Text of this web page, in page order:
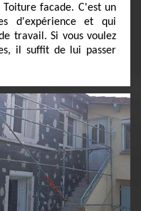
facade. C'est un
d'expérience et qui
travail. Si vous voulez
il suffit de lui passer